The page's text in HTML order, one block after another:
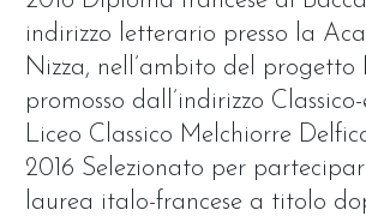
indirizzo letterario presso la
Nizza, nell’ambito del progetto
promosso dall’indirizzo
Liceo Classico Melchiorre
2016 Selezionato per
laurea italo-francese a titolo